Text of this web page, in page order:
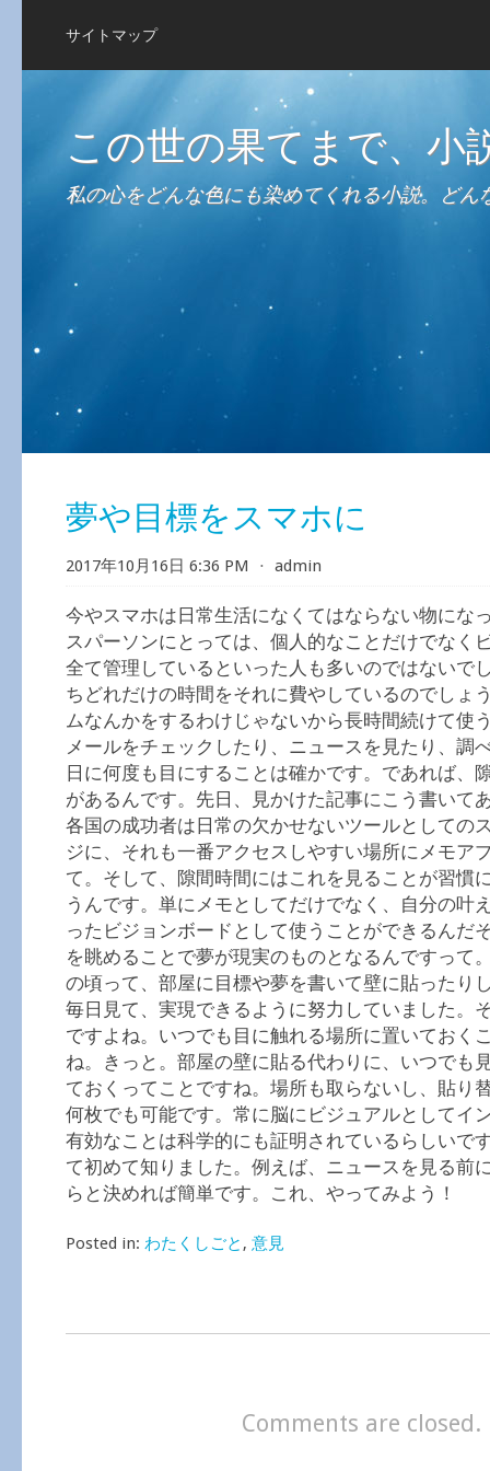
サイトマップ
この世の果てまで、小
私の心をどんな色にも染めてくれる小説。ど
夢や目標をスマホに
2017年10月16日 6:36 PM ⋅ admin
今やスマホは日常生活になくてはならない物にな
スパーソンにとっては、個人的なことだけでなく
全て管理しているといった人も多いのではないで
ちどれだけの時間をそれに費やしているのでしょ
ムなんかをするわけじゃないから長時間続けて使
メールをチェックしたり、ニュースを見たり、調
日に何度も目にすることは確かです。であれば、
があるんです。先日、見かけた記事にこう書いて
各国の成功者は日常の欠かせないツールとしての
ジに、それも一番アクセスしやすい場所にメモア
て。そして、隙間時間にはこれを見ることが習慣
うんです。単にメモとしてだけでなく、自分の叶
ったビジョンボードとして使うことができるんだ
を眺めることで夢が現実のものとなるんですって
の頃って、部屋に目標や夢を書いて壁に貼ったり
毎日見て、実現できるように努力していました。
ですよね。いつでも目に触れる場所に置いておく
ね。きっと。部屋の壁に貼る代わりに、いつでも
ておくってことですね。場所も取らないし、貼り
何枚でも可能です。常に脳にビジュアルとしてイ
有効なことは科学的にも証明されているらしいで
て初めて知りました。例えば、ニュースを見る前
らと決めれば簡単です。これ、やってみよう！
Posted in: わたくしごと , 意見
Comments are closed.